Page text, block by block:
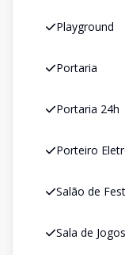
Playground
Portaria
Portaria 24h
Porteiro
Salão de
Sala de Jogos